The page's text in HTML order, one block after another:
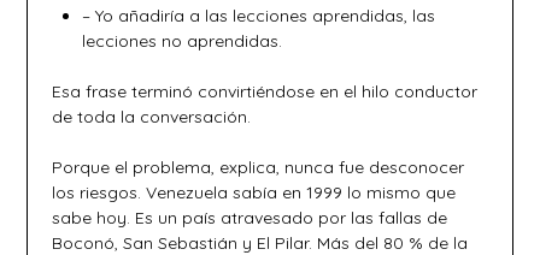
– Yo añadiría a las lecciones aprendidas, las
lecciones no aprendidas.
Esa frase terminó convirtiéndose en el hilo conductor
de toda la conversación.
Porque el problema, explica, nunca fue desconocer
los riesgos. Venezuela sabía en 1999 lo mismo que
sabe hoy. Es un país atravesado por las fallas de
Boconó, San Sebastián y El Pilar. Más del 80 % de la